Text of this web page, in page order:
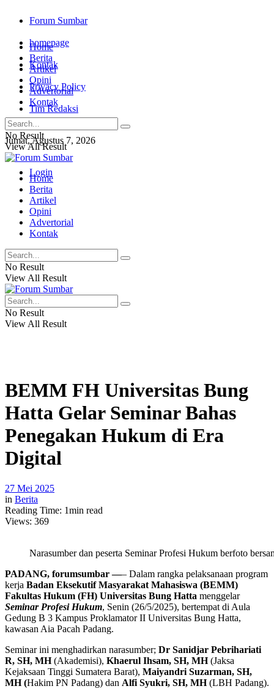
Forum Sumbar
homepage
Kontak
Privacy Policy
Tim Redaksi
Jumat, Agustus 7, 2026
Login
Home
Berita
Artikel
Opini
Advertorial
Kontak
No Result
View All Result
Home
Berita
Artikel
Opini
Advertorial
Kontak
No Result
View All Result
No Result
View All Result
BEMM FH Universitas Bung
Hatta Gelar Seminar Bahas
Penegakan Hukum di Era
Digital
27 Mei 2025
in Berita
Reading Time: 1min read
Views: 369
Narasumber dan peserta Seminar Profesi Hukum berfoto
PADANG, forumsumbar —– Dalam rangka pelaksanaan program
kerja Badan Eksekutif Masyarakat Mahasiswa (BEMM)
Fakultas Hukum (FH) Universitas Bung Hatta menggelar
Seminar Profesi Hukum, Senin (26/5/2025), bertempat di Aula
Gedung B 3 Kampus Proklamator II Universitas Bung Hatta,
kawasan Aia Pacah Padang.
Seminar ini menghadirkan narasumber; Dr Sanidjar Pebrihariati
R, SH, MH(Akademisi), Khaerul Ihsam, SH, MH(Jaksa
Kejaksaan Tinggi Sumatera Barat), Maiyandri Suzarman, SH,
MH (Hakim PN Padang) dan Alfi Syukri, SH, MH(LBH Padang).